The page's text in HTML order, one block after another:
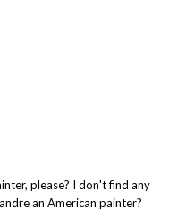
please? I don't find any
an American painter?